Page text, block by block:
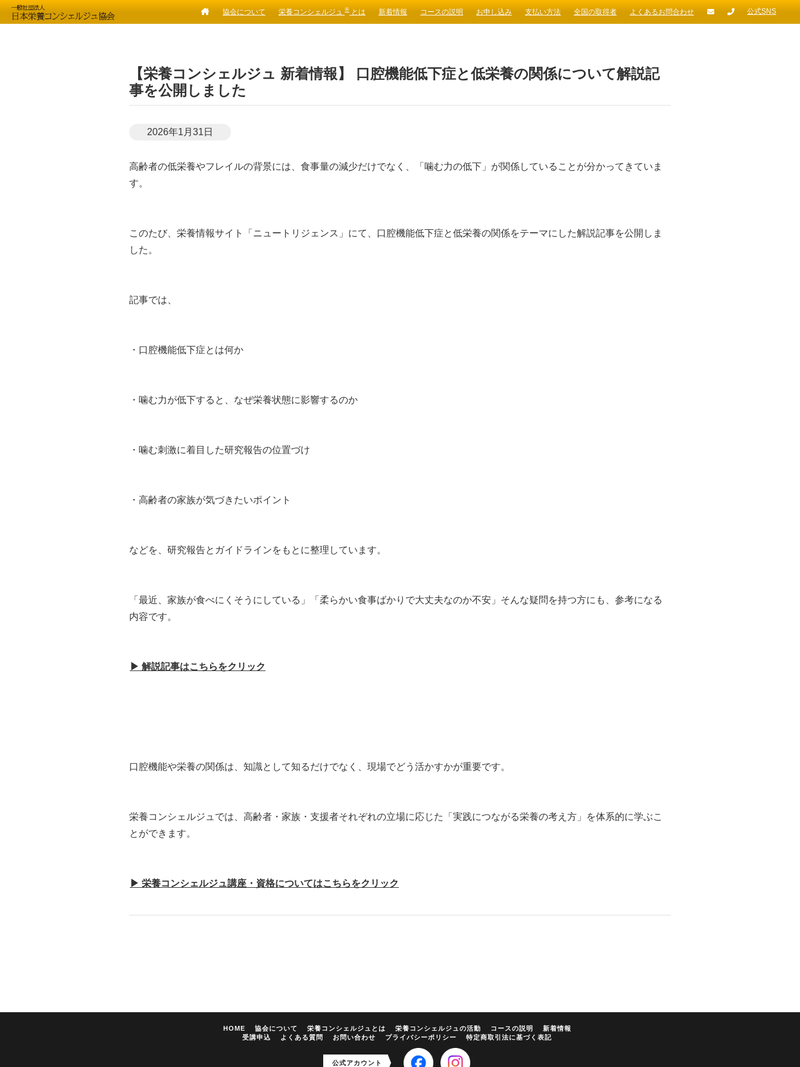
協会について 栄養コンシェルジュ ® とは 新着情報 コースの説明 お申し込み 支払い方法 全国の取得者 よくあるお問合わせ 公式SNS
【栄養コンシェルジュ 新着情報】 口腔機能低下症と低栄養の関係について解説記
事を公開しました
2026年1月31日
高齢者の低栄養やフレイルの背景には、食事量の減少だけでなく、「噛む力の低下」が関係していることが分かってきていま
す。
このたび、栄養情報サイト「ニュートリジェンス」にて、口腔機能低下症と低栄養の関係をテーマにした解説記事を公開しま
した。
記事では、
・口腔機能低下症とは何か
・噛む力が低下すると、なぜ栄養状態に影響するのか
・噛む刺激に着目した研究報告の位置づけ
・高齢者の家族が気づきたいポイント
などを、研究報告とガイドラインをもとに整理しています。
「最近、家族が食べにくそうにしている」「柔らかい食事ばかりで大丈夫なのか不安」そんな疑問を持つ方にも、参考になる
内容です。
▶ 解説記事はこちらをクリック
口腔機能や栄養の関係は、知識として知るだけでなく、現場でどう活かすかが重要です。
栄養コンシェルジュでは、高齢者・家族・支援者それぞれの立場に応じた「実践につながる栄養の考え方」を体系的に学ぶこ
とができます。
▶ 栄養コンシェルジュ講座・資格についてはこちらをクリック
HOME 協会について 栄養コンシェルジュとは 栄養コンシェルジュの活動 コースの説明
新着情報
受講申込
よくある質問 お問い合わせ プライバシーポリシー 特定商取引法に基づく表記
公式アカウント